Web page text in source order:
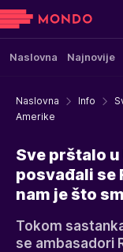
Naslovna Najnovije
Naslovna Info
Amerike
Sve prštalo
posvađali se
nam je što
Tokom
se ambasadori